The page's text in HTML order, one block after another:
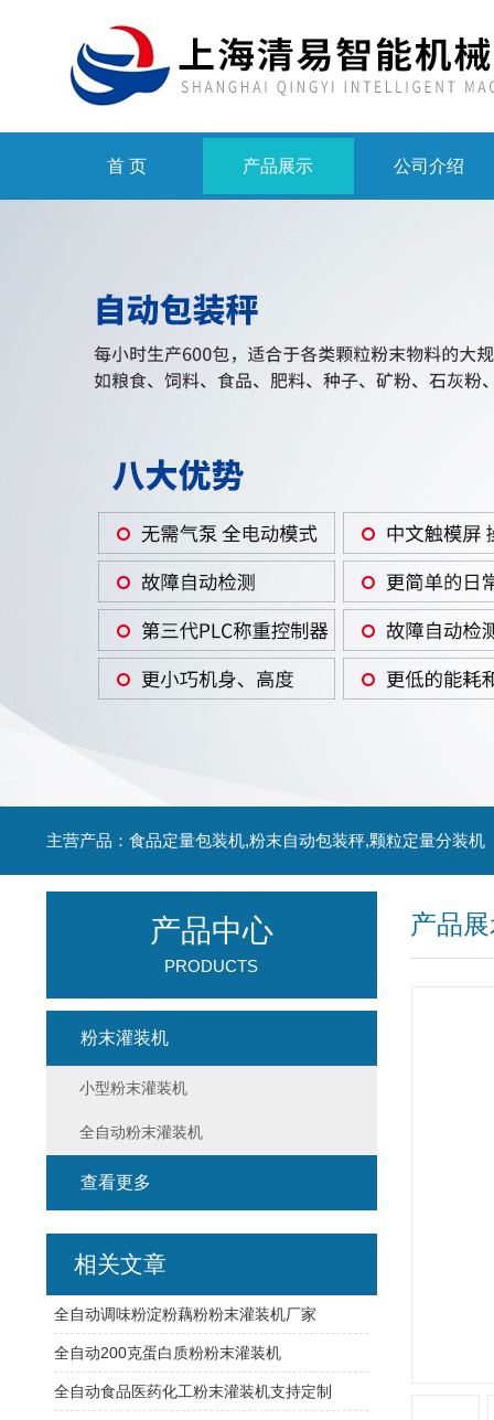
首 页 产品展示 公司介绍
主营产品：食品定量包装机,粉末自动包装秤,颗粒定量分装机
产品
产品中心
PRODUCTS
粉末灌装机
小型粉末灌装机
全自动粉末灌装机
查看更多
相关文章
全自动调味粉淀粉藕粉粉末灌装机厂家
全自动200克蛋白质粉粉末灌装机
全自动食品医药化工粉末灌装机支持定制